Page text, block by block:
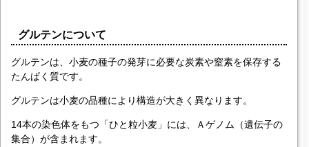
グルテンについて
グルテンは、小麦の種子の発芽に必要な炭素や窒素を保存する
たんぱく質です。
グルテンは小麦の品種により構造が大きく異なります。
14本の染色体をもつ「ひと粒小麦」には、Ａゲノム（遺伝子の
集合）が含まれます。